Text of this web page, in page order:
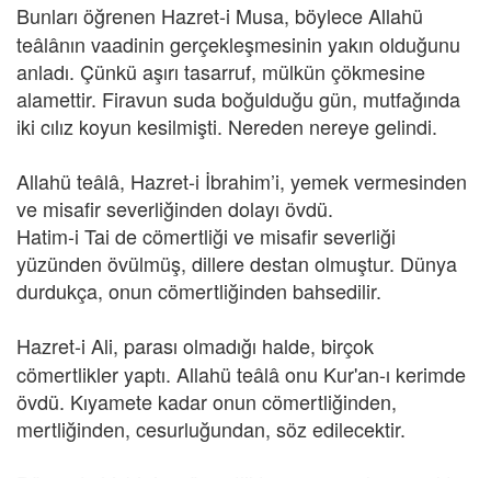
Bunları öğrenen Hazret-i Musa, böylece Allahü
teâlânın vaadinin gerçekleşmesinin yakın olduğunu
anladı. Çünkü aşırı tasarruf, mülkün çökmesine
alamettir. Firavun suda boğulduğu gün, mutfağında
iki cılız koyun kesilmişti. Nereden nereye gelindi.
Allahü teâlâ, Hazret-i İbrahim’i, yemek vermesinden
ve misafir severliğinden dolayı övdü.
Hatim-i Tai de cömertliği ve misafir severliği
yüzünden övülmüş, dillere destan olmuştur. Dünya
durdukça, onun cömertliğinden bahsedilir.
Hazret-i Ali, parası olmadığı halde, birçok
cömertlikler yaptı. Allahü teâlâ onu Kur'an-ı kerimde
övdü. Kıyamete kadar onun cömertliğinden,
mertliğinden, cesurluğundan, söz edilecektir.